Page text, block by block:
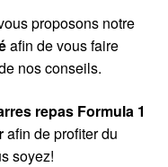
proposons notre
afin de vous faire
nos conseils.
repas Formula 1
afin de profiter du
soyez!